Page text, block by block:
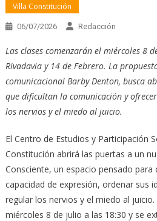
Villa Constitución
06/07/2026 Redacción
Las clases comenzarán el miércoles 8
Rivadavia y 14 de Febrero. La
comunicacional Barby Denton, busca
que dificultan la comunicación y
los nervios y el miedo al juicio.
El Centro de Estudios y Participación
Constitución abrirá las puertas a un
Consciente, un espacio pensado
capacidad de expresión, ordenar sus
regular los nervios y el miedo al
miércoles 8 de julio a las 18:30 y se